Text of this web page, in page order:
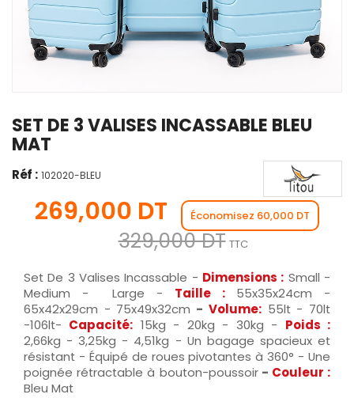
SET DE 3 VALISES INCASSABLE BLEU
MAT
Réf : 102020-BLEU
269,000 DT Économisez 60,000 DT
329,000 DT TTC
Set De 3 Valises Incassable - Dimensions : Small -
Medium - Large - Taille :
55x35x24cm -
65x42x29cm - 75x49x32cm - Volume:55lt - 70lt
-106lt- Capacité: 15kg - 20kg - 30kg - Poids :
2,66kg - 3,25kg - 4,51kg - Un bagage spacieux et
résistant - Équipé de roues pivotantes à 360° - Une
poignée rétractable à bouton-poussoir- Couleur :
Bleu Mat